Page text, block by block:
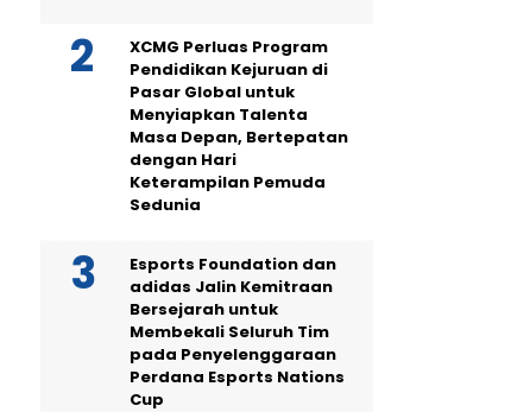
XCMG Perluas Program
Pendidikan Kejuruan di
Pasar Global untuk
Menyiapkan Talenta
Masa Depan, Bertepatan
dengan Hari
Keterampilan Pemuda
Sedunia
Esports Foundation dan
adidas Jalin Kemitraan
Bersejarah untuk
Membekali Seluruh Tim
pada Penyelenggaraan
Perdana Esports Nations
Cup